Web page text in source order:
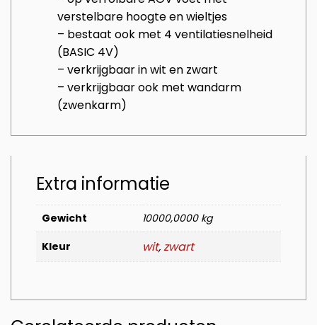
verstelbare hoogte en wieltjes
– bestaat ook met 4 ventilatiesnelheid
(BASIC 4V)
– verkrijgbaar in wit en zwart
– verkrijgbaar ook met wandarm
(zwenkarm)
Extra informatie
Gewicht
10000,0000 kg
Kleur
wit,zwart